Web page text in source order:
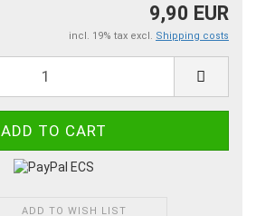
9,90 EUR
incl. 19% tax excl. Shipping costs
ADD TO WISH LIST